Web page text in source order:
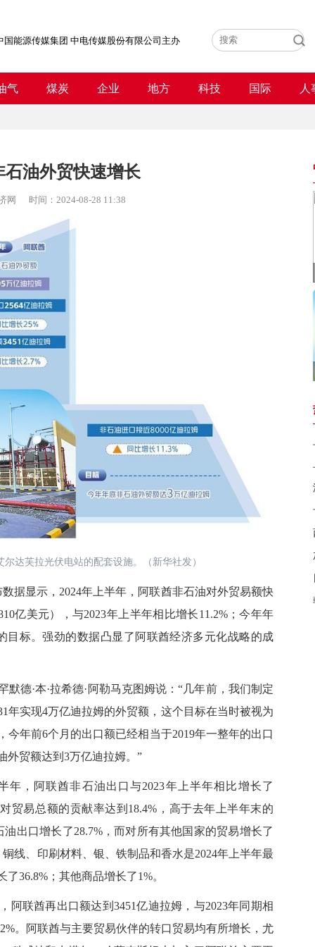
国能源传媒集团 中电传媒股份有限公司主办
气 煤炭 企业 地方 科技 国际 人
石油外贸快速增长
网 时间： 2024-08-28 11:38
达芙拉光伏电站的配套设施。（新华社发）
显示，2024年上半年，阿联酋非石油对外贸易额快
亿美元），与2023年上半年相比增长11.2%；今年年
目标。强劲的数据凸显了阿联酋经济多元化战略的成
·本·拉希德·阿勒马克图姆说：“几年前，我们制定
年实现4万亿迪拉姆的外贸额，这个目标在当时被视为
年前6个月的出口额已经相当于2019年一整年的出口
外贸额达到3万亿迪拉姆。”
，阿联酋非石油出口与2023年上半年相比增长了
贸易总额的贡献率达到18.4%，高于去年上半年末的
出口增长了28.7%，而对所有其他国家的贸易增长了
线、印刷材料、银、铁制品和香水是2024年上半年最
36.8%；其他商品增长了1%。
联酋再出口额达到3451亿迪拉姆，与2023年同期相
。阿联酋与主要贸易伙伴的转口贸易均有所增长，尤